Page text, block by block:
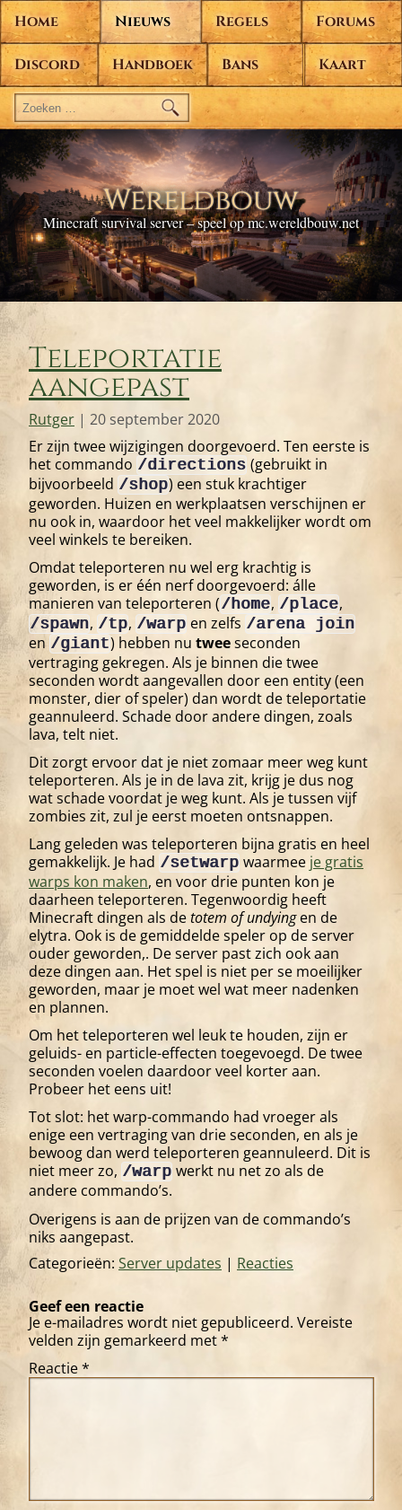
Home Nieuws Regels Forums
Discord Handboek Bans
Kaart
Zoeken
naar:
Wereldbouw
Minecraft survival server – speel op mc.wereldbouw.net
Teleportatie
aangepast
Rutger | 20 september 2020
Er zijn twee wijzigingen doorgevoerd. Ten eerste is
het commando /directions (gebruikt in
bijvoorbeeld /shop) een stuk krachtiger
geworden. Huizen en werkplaatsen verschijnen er
nu ook in, waardoor het veel makkelijker wordt om
veel winkels te bereiken.
Omdat teleporteren nu wel erg krachtig is
geworden, is er één nerf doorgevoerd: álle
manieren van teleporteren (/home, /place,
/spawn, /tp, /warp en zelfs /arena join
en /giant) hebben nu tweeseconden
vertraging gekregen. Als je binnen die twee
seconden wordt aangevallen door een entity (een
monster, dier of speler) dan wordt de teleportatie
geannuleerd. Schade door andere dingen, zoals
lava, telt niet.
Dit zorgt ervoor dat je niet zomaar meer weg kunt
teleporteren. Als je in de lava zit, krijg je dus nog
wat schade voordat je weg kunt. Als je tussen vijf
zombies zit, zul je eerst moeten ontsnappen.
Lang geleden was teleporteren bijna gratis en heel
gemakkelijk. Je had /setwarp waarmee je gratis
warps kon maken, en voor drie punten kon je
daarheen teleporteren. Tegenwoordig heeft
Minecraft dingen als detotem of undyingen de
elytra. Ook is de gemiddelde speler op de server
ouder geworden,. De server past zich ook aan
deze dingen aan. Het spel is niet per se moeilijker
geworden, maar je moet wel wat meer nadenken
en plannen.
Om het teleporteren wel leuk te houden, zijn er
geluids- en particle-effecten toegevoegd. De twee
seconden voelen daardoor veel korter aan.
Probeer het eens uit!
Tot slot: het warp-commando had vroeger als
enige een vertraging van drie seconden, en als je
bewoog dan werd teleporteren geannuleerd. Dit is
niet meer zo, /warp werkt nu net zo als de
andere commando’s.
Overigens is aan de prijzen van de commando’s
niks aangepast.
Categorieën: Server updates | Reacties
Geef een reactie
Je e-mailadres wordt niet gepubliceerd. Vereiste
velden zijn gemarkeerd met*
Reactie*